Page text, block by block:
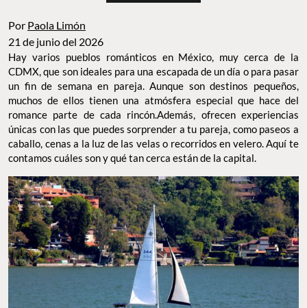
Por Paola Limón
21 de junio del 2026
Hay varios pueblos románticos en México, muy cerca de la
CDMX, que son ideales para una escapada de un día o para pasar
un fin de semana en pareja. Aunque son destinos pequeños,
muchos de ellos tienen una atmósfera especial que hace del
romance parte de cada rincón.Además, ofrecen experiencias
únicas con las que puedes sorprender a tu pareja, como paseos a
caballo, cenas a la luz de las velas o recorridos en velero. Aquí te
contamos cuáles son y qué tan cerca están de la capital.